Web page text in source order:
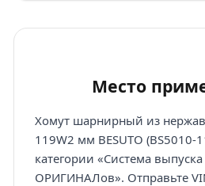
Место
Хомут шарнирный из
119W2 мм BESUTO (BS5010-
категории «Система
ОРИГИНАЛов». Отправьте